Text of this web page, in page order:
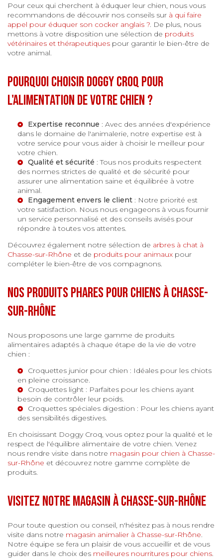
Pour ceux qui cherchent à éduquer leur chien, nous vous
recommandons de découvrir nos conseils sur à qui faire
appel pour éduquer son cocker anglais ?. De plus, nous
mettons à votre disposition une sélection de produits
vétérinaires et thérapeutiques pour garantir le bien-être de
votre animal.
Pourquoi choisir Doggy Croq pour
l'alimentation de votre chien ?
Expertise reconnue : Avec des années d'expérience
dans le domaine de l'animalerie, notre expertise est à
votre service pour vous aider à choisir le meilleur pour
votre chien.
Qualité et sécurité : Tous nos produits respectent
des normes strictes de qualité et de sécurité pour
assurer une alimentation saine et équilibrée à votre
animal.
Engagement envers le client : Notre priorité est
votre satisfaction. Nous nous engageons à vous fournir
un service personnalisé et des conseils avisés pour
répondre à toutes vos attentes.
Découvrez également notre sélection de arbres à chat à
Chasse-sur-Rhône et de produits pour animaux pour
compléter le bien-être de vos compagnons.
Nos produits phares pour chiens à Chasse-
sur-Rhône
Nous proposons une large gamme de produits
alimentaires adaptés à chaque étape de la vie de votre
chien :
Croquettes junior pour chien : Idéales pour les chiots
en pleine croissance.
Croquettes light : Parfaites pour les chiens ayant
besoin de contrôler leur poids.
Croquettes spéciales digestion : Pour les chiens ayant
des sensibilités digestives.
En choisissant Doggy Croq, vous optez pour la qualité et le
respect de l'équilibre alimentaire de votre chien. Venez
nous rendre visite dans notre magasin pour chien à Chasse-
sur-Rhône et découvrez notre gamme complète de
produits.
Visitez notre magasin à Chasse-sur-Rhône
Pour toute question ou conseil, n'hésitez pas à nous rendre
visite dans notre magasin animalier à Chasse-sur-Rhône.
Notre équipe se fera un plaisir de vous accueillir et de vous
guider dans le choix des meilleures nourritures pour chiens.